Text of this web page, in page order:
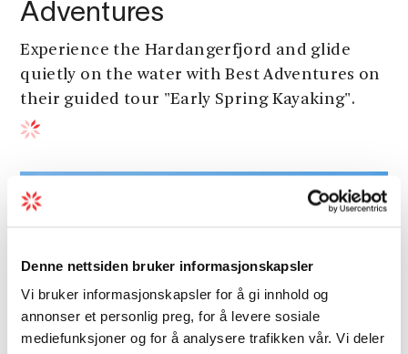
Denne nettsiden bruker informasjonskapsler
Vi bruker informasjonskapsler for å gi innhold og
annonser et personlig preg, for å levere sosiale
mediefunksjoner og for å analysere trafikken vår. Vi deler
Adventures
Experience the Hardangerfjord and glide
quietly on the water with Best Adventures on
their guided tour "Early Spring Kayaking".